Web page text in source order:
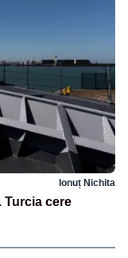
Ionuț Nichita
Turcia cere